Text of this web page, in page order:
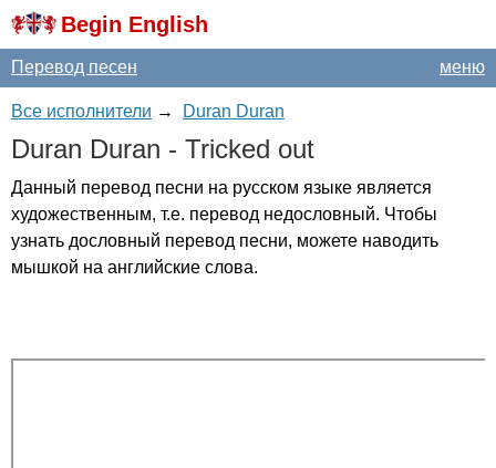
Begin English
меню
Перевод песен
Все исполнители → Duran Duran
Duran Duran - Tricked out
Данный перевод песни на русском языке является
художественным, т.е. перевод недословный. Чтобы
узнать дословный перевод песни, можете наводить
мышкой на английские слова.